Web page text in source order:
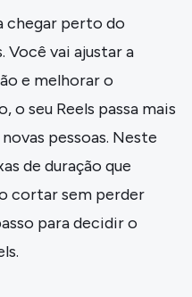
chegar perto do
vai ajustar a
e melhorar o
o seu Reels passa mais
pessoas. Neste
de duração que
cortar sem perder
para decidir o